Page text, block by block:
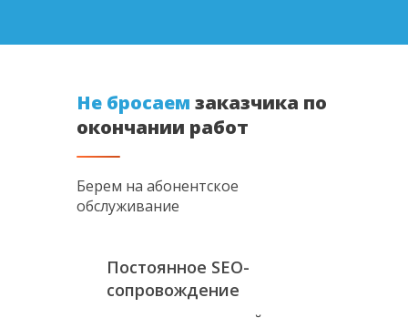
Не бросаем заказчика по
окончании работ
Берем на абонентское
обслуживание
Постоянное SEO-
сопровождение